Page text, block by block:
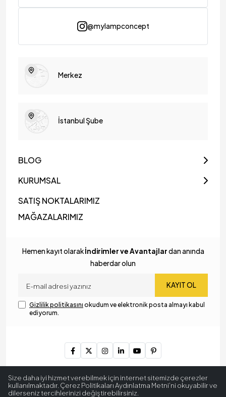
@mylampconcept
Merkez
İstanbul Şube
BLOG
KURUMSAL
SATIŞ NOKTALARIMIZ
MAĞAZALARIMIZ
Hemen kayıt olarakİndirimler ve Avantajlardan anında
haberdar olun
KAYIT OL
Gizlilik politikasını okudum ve elektronik posta almayı kabul
ediyorum.
hakları saklıdır.
Size daha iyi hizmet verebilmek için internet sitemizde çerezler
kullanılmaktadır. Çerez Politikaları Aydınlatma Metni’ni okuyabilir ve
dilerseniz tercihlerinizi değiştirebilirsiniz.